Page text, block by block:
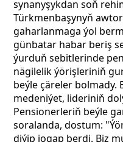
synanyşykdan soň
Türkmenbaşynyň
gaharlanmaga ýol
günbatar habar beriş
ýurduň sebitlerinde
nägilelik ýörişleriniň
beýle çäreler bolmady.
medeniýet, lideriniň
Pensionerleriň beýle
soralanda, dostum:
diýip jogap berdi. Biz